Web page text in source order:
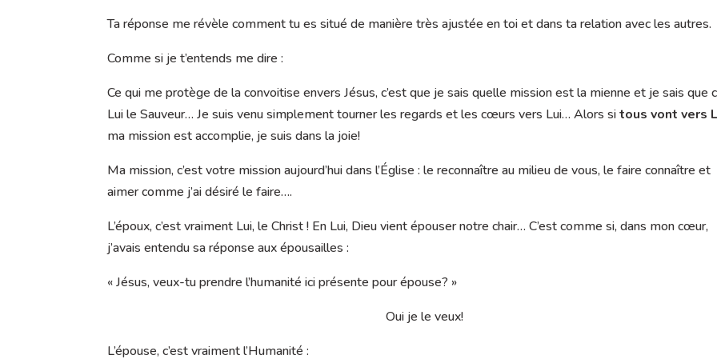
Ta réponse me révèle comment tu es situé de manière très ajustée en toi et dans ta relation avec les autres.
Comme si je t’entends me dire :
Ce qui me protège de la convoitise envers Jésus, c’est que je sais quelle mission est la mienne et je sais que
Lui le Sauveur… Je suis venu simplement tourner les regards et les cœurs vers Lui… Alors sitous vont vers
ma mission est accomplie, je suis dans la joie!
Ma mission, c’est votre mission aujourd’hui dans l’Église : le reconnaître au milieu de vous, le faire connaître et
aimer comme j’ai désiré le faire….
L’époux, c’est vraiment Lui, le Christ ! En Lui, Dieu vient épouser notre chair… C’est comme si, dans mon cœur,
j’avais entendu sa réponse aux épousailles :
« Jésus, veux-tu prendre l’humanité ici présente pour épouse? »
Oui je le veux!
L’épouse, c’est vraiment l’Humanité :